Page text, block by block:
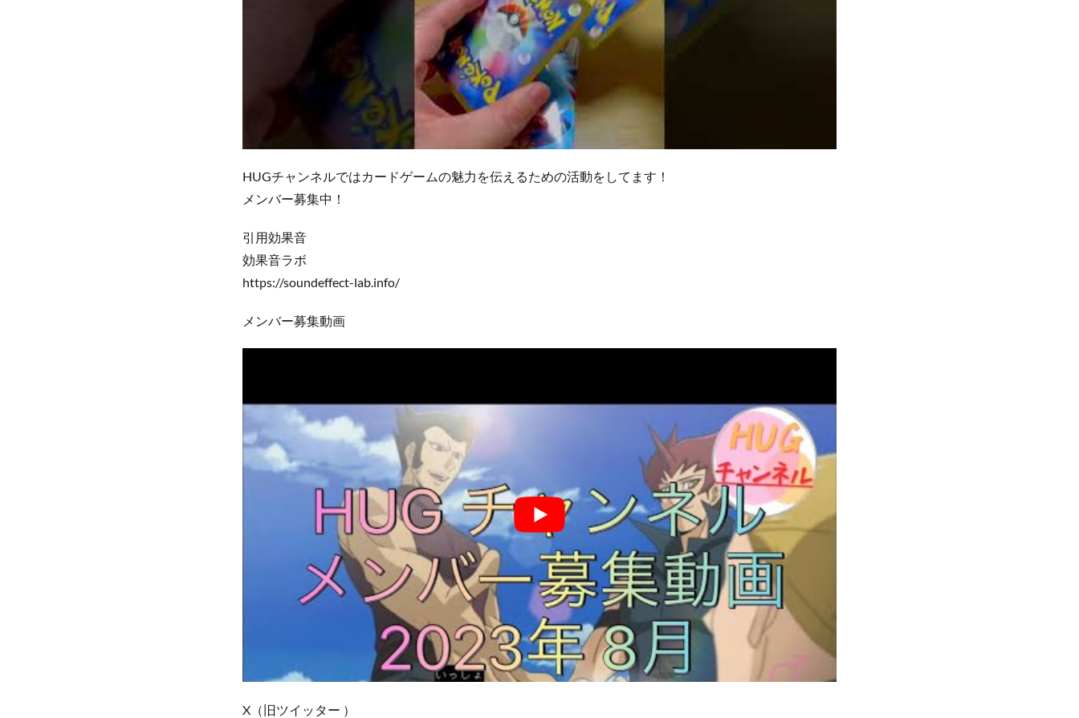
HUGチャンネルではカードゲームの魅力を伝えるための活動をしてます！
メンバー募集中！
引用効果音
効果音ラボ
https://soundeffect-lab.info/
メンバー募集動画
X（旧ツイッター ）